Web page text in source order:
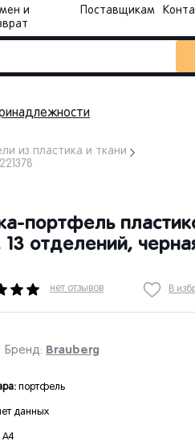
и
Поставщикам
из пластика и ткани
портфель
отделений,
нет отзывов В
Бренд: Brauberg
портфель
данных
А4